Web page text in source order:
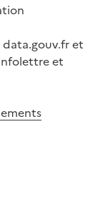
data.gouv.fr et
et